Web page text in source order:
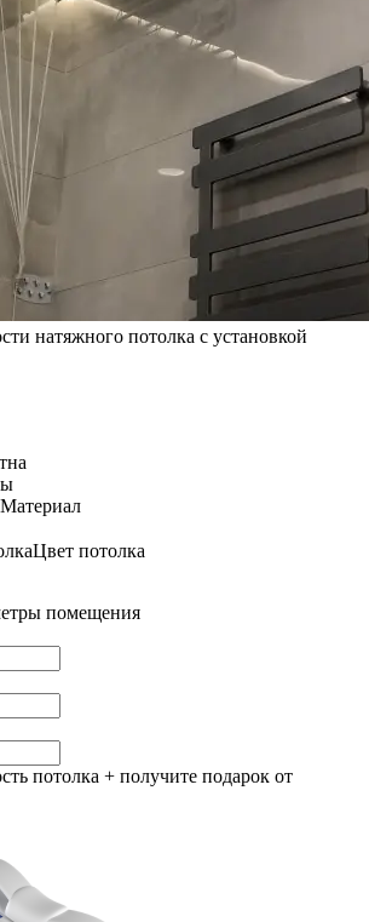
натяжного потолка с установкой
Материал
Цвет потолка
помещения
потолка + получите подарок от